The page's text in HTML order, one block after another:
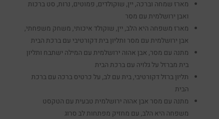
מארז שמחה וברכה, יין, שוקולדים, פמוטים, נרות, סט ברכות
ואבן ירושלמית עם מסר
מארז משפחה היא הלב, יין, שוקולד איכותי, משחק משפחתי,
אבן ירושלמית עם מסר ותליון בית דקורטיבי עם ברכת הבית
מתנה עם מסר, אבן אהוה ירושלמית עם המילה ישתבח ותליון
בית מברזל על גלויה עם ברכת הבית
תליון ברזל דקורטיבי, בית עם לב, על כרטיס ברכה עם ברכת
הבית
מתנה עם מסר אבן אהוה ירושלמית טבעית עם הטקסט
משפחה היא הלב, עם מחזיק מפתחות לב סרוג